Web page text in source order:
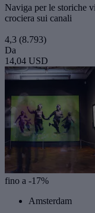
Naviga per le storiche
crociera sui canali
4,3 (8.793)
Da
14,04 USD
fino a -17%
Amsterdam